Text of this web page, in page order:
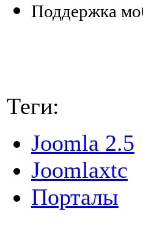
Поддержка
Теги:
Joomla 2.5
Joomlaxtc
Порталы